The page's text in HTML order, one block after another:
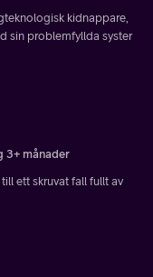
kidnappare,
sin problemfyllda syster
3+ månader
ett skruvat fall fullt av